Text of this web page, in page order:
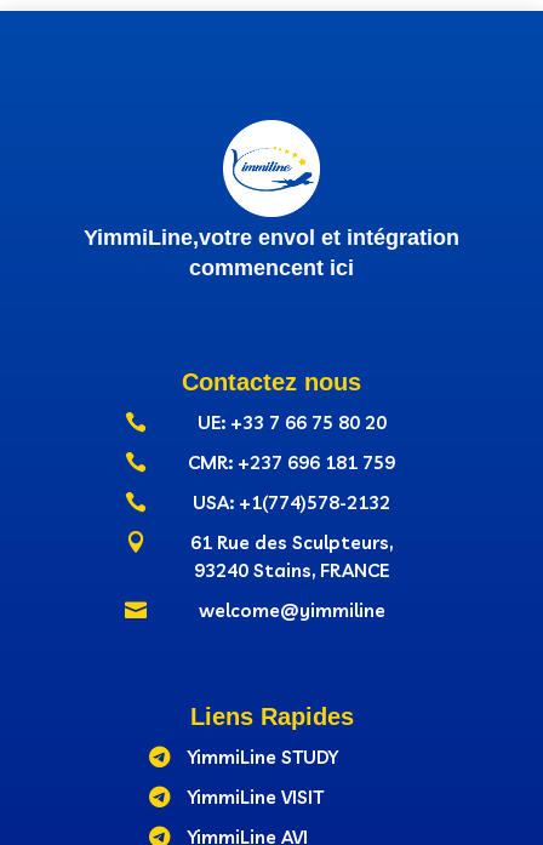
YimmiLine,votre envol et intégration
commencent ici
Contactez nous
 UE: +33 7 66 75 80 20
 CMR: +237‭ 696 181 759
 USA: +1(774)578-2132

61 Rue des Sculpteurs,
93240 Stains, FRANCE
 welcome@yimmiline
Liens Rapides

YimmiLine STUDY

YimmiLine VISIT

YimmiLine AVI